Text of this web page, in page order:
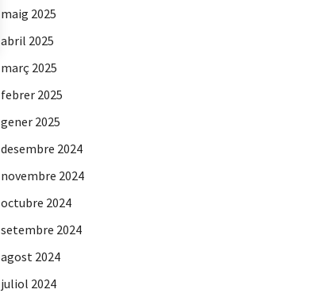
maig 2025
abril 2025
març 2025
febrer 2025
gener 2025
desembre 2024
novembre 2024
octubre 2024
setembre 2024
agost 2024
juliol 2024